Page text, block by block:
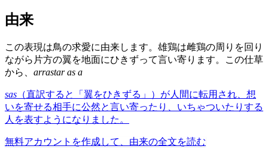
由来
この表現は鳥の求愛に由来します。雄鶏は雌鶏の周りを回り
ながら片方の翼を地面にひきずって言い寄ります。この仕草
から、 arrastar as a
sas （直訳すると「翼をひきずる」）が人間に転用され、想
いを寄せる相手に公然と言い寄ったり、いちゃついたりする
人を表すようになりました。
無料アカウントを作成して、由来の全文を読む